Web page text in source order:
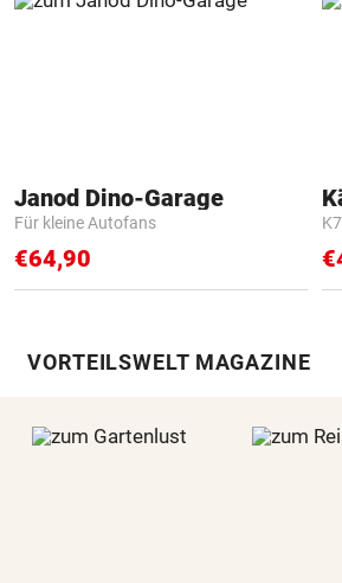
Janod Dino-Garage
Für kleine Autofans
€64,90
VORTEILSWELT MAGAZINE